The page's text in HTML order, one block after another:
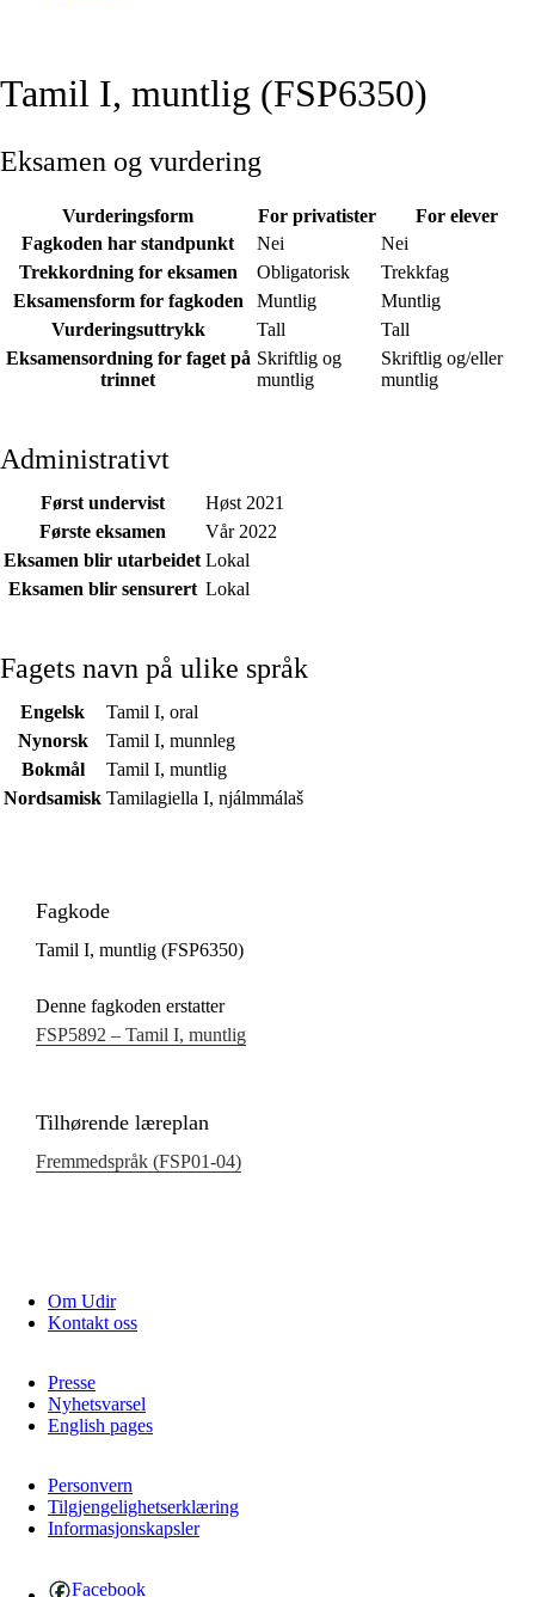
Tamil I, muntlig (FSP6350)
Eksamen og vurdering
Vurderingsform For privatister
For elever
Fagkoden har standpunkt
Nei
Nei
Trekkordning for eksamen
Obligatorisk
Trekkfag
Eksamensform for fagkoden
Muntlig
Muntlig
Vurderingsuttrykk
Tall
Tall
Eksamensordning for faget på
trinnet
Skriftlig og
muntlig
Skriftlig og/eller
muntlig
Administrativt
Først undervist
Høst 2021
Første eksamen
Vår 2022
Eksamen blir utarbeidet Lokal
Eksamen blir sensurert Lokal
Fagets navn på ulike språk
Engelsk
Tamil I, oral
Nynorsk
Tamil I, munnleg
Bokmål
Tamil I, muntlig
Nordsamisk Tamilagiella I, njálmmálaš
Fagkode
Tamil I, muntlig (FSP6350)
Denne fagkoden erstatter
FSP5892 – Tamil I, muntlig
Tilhørende læreplan
Fremmedspråk (FSP01‑04)
Om Udir
Kontakt oss
Presse
Nyhetsvarsel
English pages
Personvern
Tilgjengelighetserklæring
Informasjonskapsler
Facebook